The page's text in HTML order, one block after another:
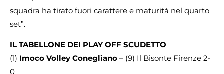
squadra ha tirato fuori carattere e maturità nel quarto
set”.
IL TABELLONE DEI PLAY OFF SCUDETTO
(1) Imoco Volley Conegliano – (9) Il Bisonte Firenze 2-
0